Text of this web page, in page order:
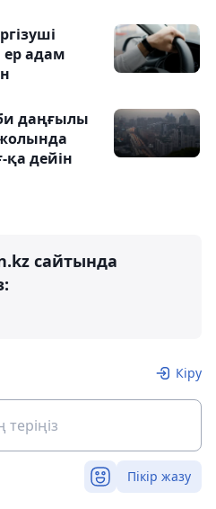
ер адам
даңғылы
дейін
сайтында
Кіру
Пікір жазу